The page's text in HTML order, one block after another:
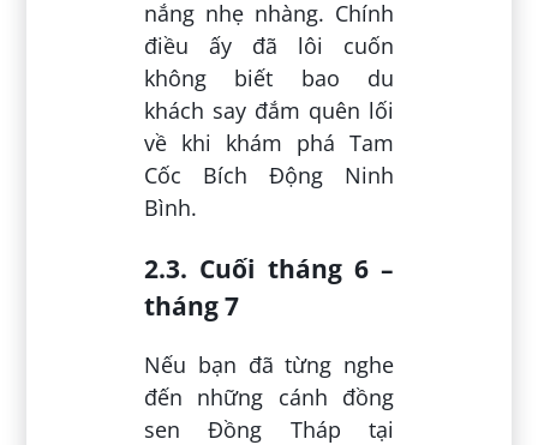
nắng nhẹ nhàng. Chính
điều ấy đã lôi cuốn
không biết bao du
khách say đắm quên lối
về khi khám phá Tam
Cốc Bích Động Ninh
Bình.
2.3. Cuối tháng 6 –
tháng 7
Nếu bạn đã từng nghe
đến những cánh đồng
sen Đồng Tháp tại